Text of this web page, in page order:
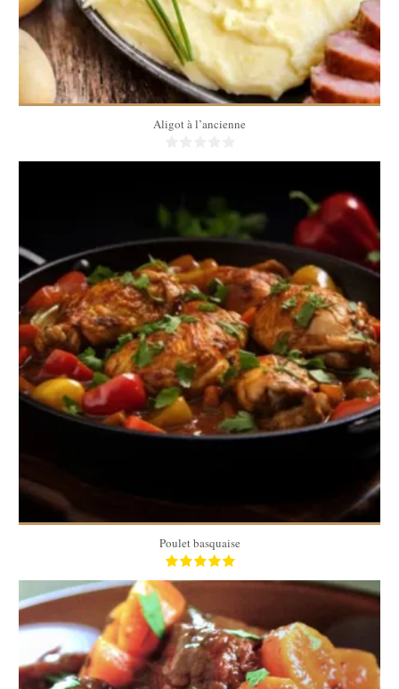
Aligot à l’ancienne
6
6
60 Min
Poulet basquaise